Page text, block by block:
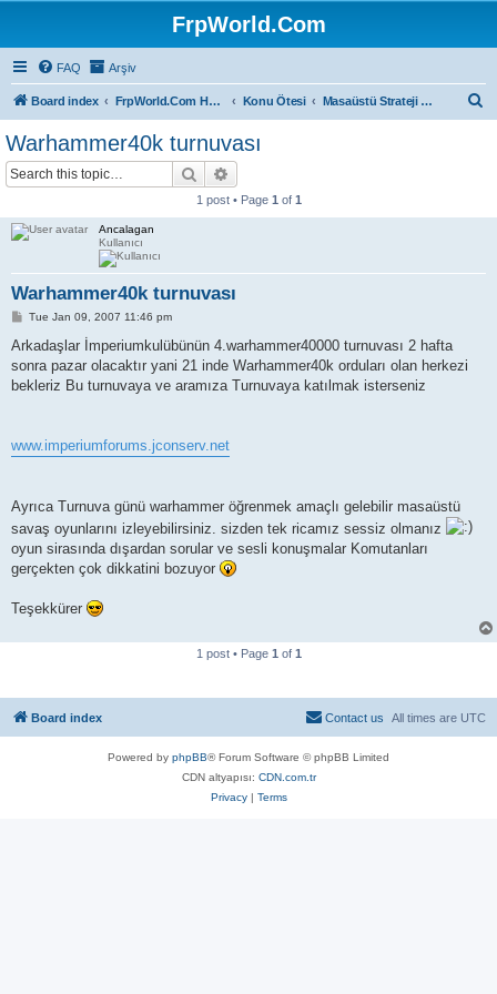
FrpWorld.Com
FAQ Arşiv
Board index FrpWorld.Com Hakkında Konu Ötesi Masaüstü Strateji ve Kart Oyunları
Warhammer40k turnuvası
Search
1 post • Page 1 of 1
Ancalagan
Kullanıcı
Warhammer40k turnuvası
P
s
Tue Jan 09, 2007 11:46 pm
Arkadaşlar İmperiumkulübünün 4.warhammer40000 turnuvası 2 hafta
sonra pazar olacaktır yani 21 inde Warhammer40k orduları olan herkezi
bekleriz Bu turnuvaya ve aramıza Turnuvaya katılmak isterseniz
www.imperiumforums.jconserv.net
Ayrıca Turnuva günü warhammer öğrenmek amaçlı gelebilir masaüstü
savaş oyunlarını izleyebilirsiniz. sizden tek ricamız sessiz olmanız
oyun sirasında dışardan sorular ve sesli konuşmalar Komutanları
gerçekten çok dikkatini bozuyor
Teşekkürer
1 post • Page 1 of 1
Board index All times are UTC
Contact us
Powered by phpBB® Forum Software © phpBB Limited
CDN altyapısı: CDN.com.tr
Privacy| Terms